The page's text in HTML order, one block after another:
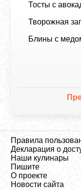
Тосты с
Творожная
Блины с
Правила
Декларация о
Наши кулинары
Пишите
О проекте
Новости сайта